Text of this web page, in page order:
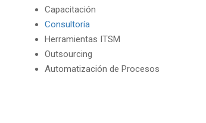
Capacitación
Consultoría
Herramientas ITSM
Outsourcing
Automatización de Procesos